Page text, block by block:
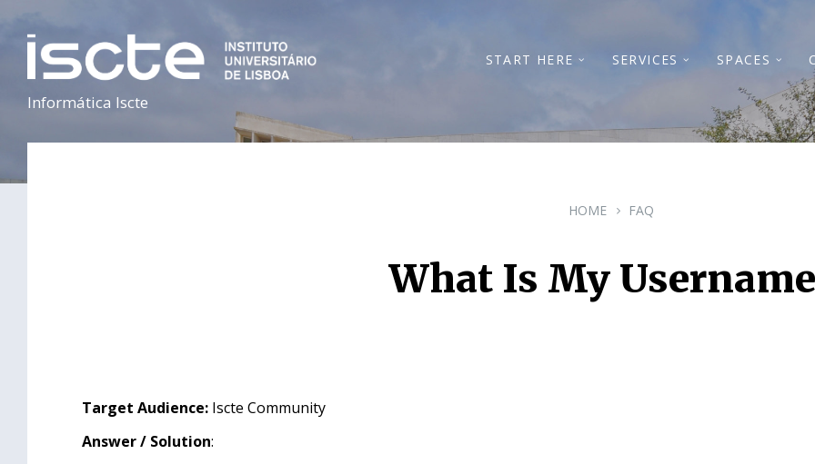
Informática Iscte
START HERE SERVICES SPACES
HOME FAQ
What Is My
Target Audience: Iscte Community
Answer / Solution: